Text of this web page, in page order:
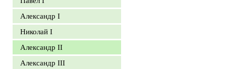
Александр I
Николай I
Александр II
Александр III